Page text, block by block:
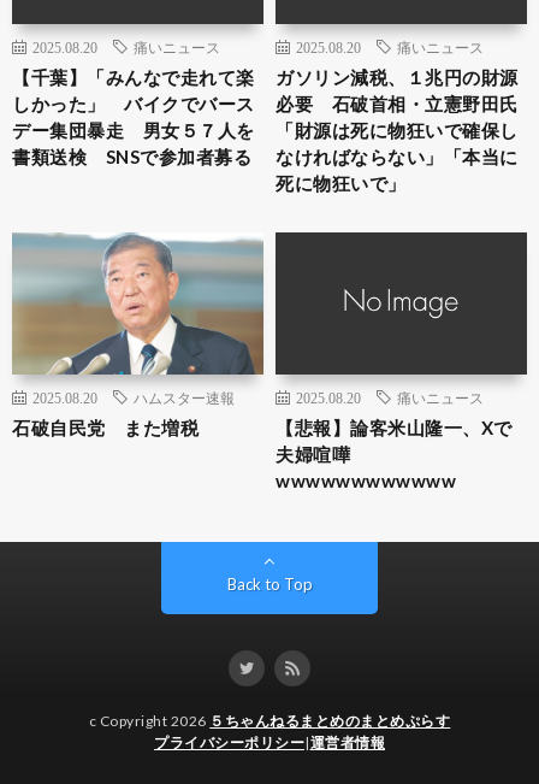
2025.08.20 痛いニュース
【千葉】「みんなで走れて楽
しかった」 バイクでバース
デー集団暴走 男女５７人を
書類送検 SNSで参加者募る
2025.08.20 痛いニュース
ガソリン減税、１兆円の財源
必要 石破首相・立憲野田氏
「財源は死に物狂いで確保し
なければならない」「本当に
死に物狂いで」
2025.08.20 ハムスター速報
石破自民党 また増税
2025.08.20 痛いニュース
【悲報】論客米山隆一、Xで
夫婦喧嘩
wwwwwwwwwwww
Back to Top
c Copyright 2026 ５ちゃんねるまとめのまとめぷらす
プライバシーポリシー|運営者情報